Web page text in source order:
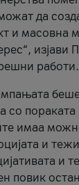
да
и масовна
изјави
работи.
со пораката
имаа
и
и
повик